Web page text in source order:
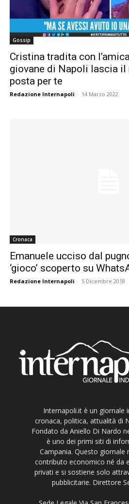
Gossip
Cristina tradita con
giovane di Napoli lascia il
posta per te
Redazione Internapoli - 14 Marzo 2022
Cronaca
Emanuele ucciso dal
‘gioco’ scoperto su
Redazione Internapoli - 5 Dicembre 2018
Internapoli.it è un giornale
cronaca, politica, attualità di
Fondato da Aniello Di Nardo
è uno dei primi siti di
Campania. Questo giornale
contributo economico né da
privati e si sostiene solo
pubblicitarie. Direttore